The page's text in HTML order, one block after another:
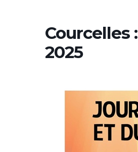
Courcelles
2025